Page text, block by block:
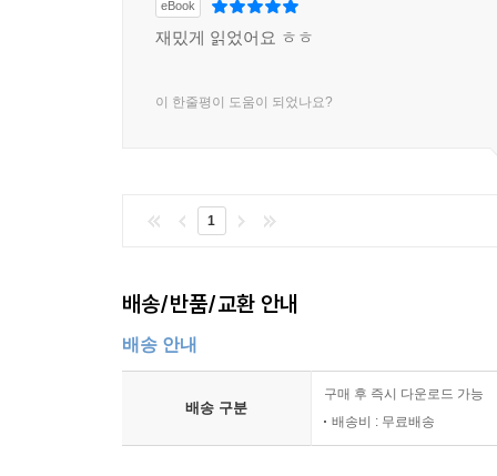
eBook
재밌게 읽었어요 ㅎㅎ
이 한줄평이 도움이 되었나요?
1
배송/반품/교환 안내
배송 안내
배송 구분
구매 후 즉시 다운로드 가능
배송비 : 무료배송